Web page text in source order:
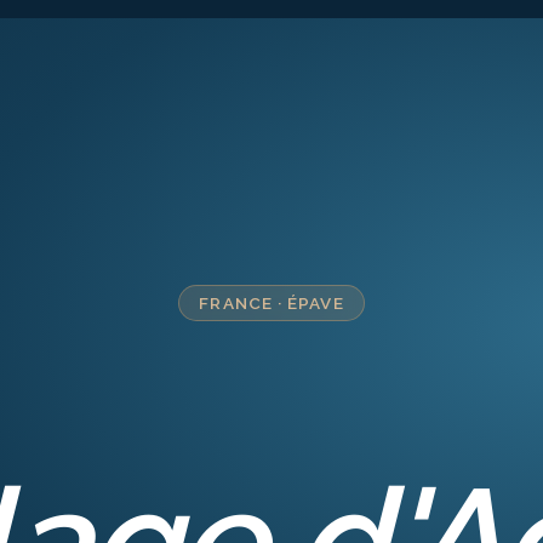
FRANCE · ÉPAVE